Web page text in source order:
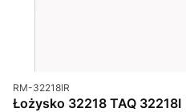
Kod produktu
RM-32218IR
Łożysko 32218 TAQ 32218I